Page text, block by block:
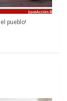
pueblo!